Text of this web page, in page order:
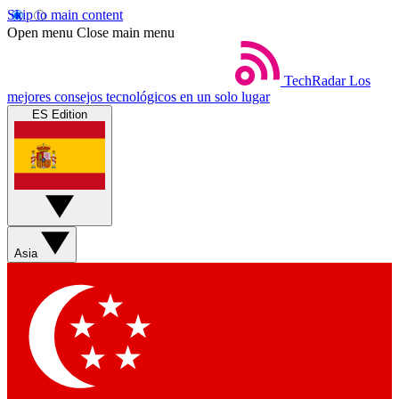
Skip to main content
Open menu Close main menu
TechRadar Los
mejores consejos tecnológicos en un solo lugar
ES Edition
Asia